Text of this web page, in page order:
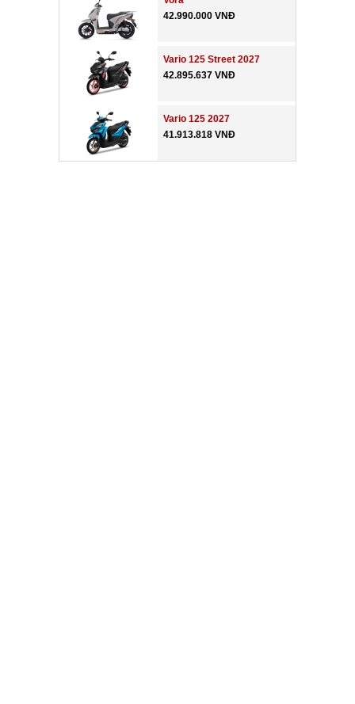
42.990.000 VNĐ
Vario 125 Street 2027
42.895.637 VNĐ
Vario 125 2027
41.913.818 VNĐ